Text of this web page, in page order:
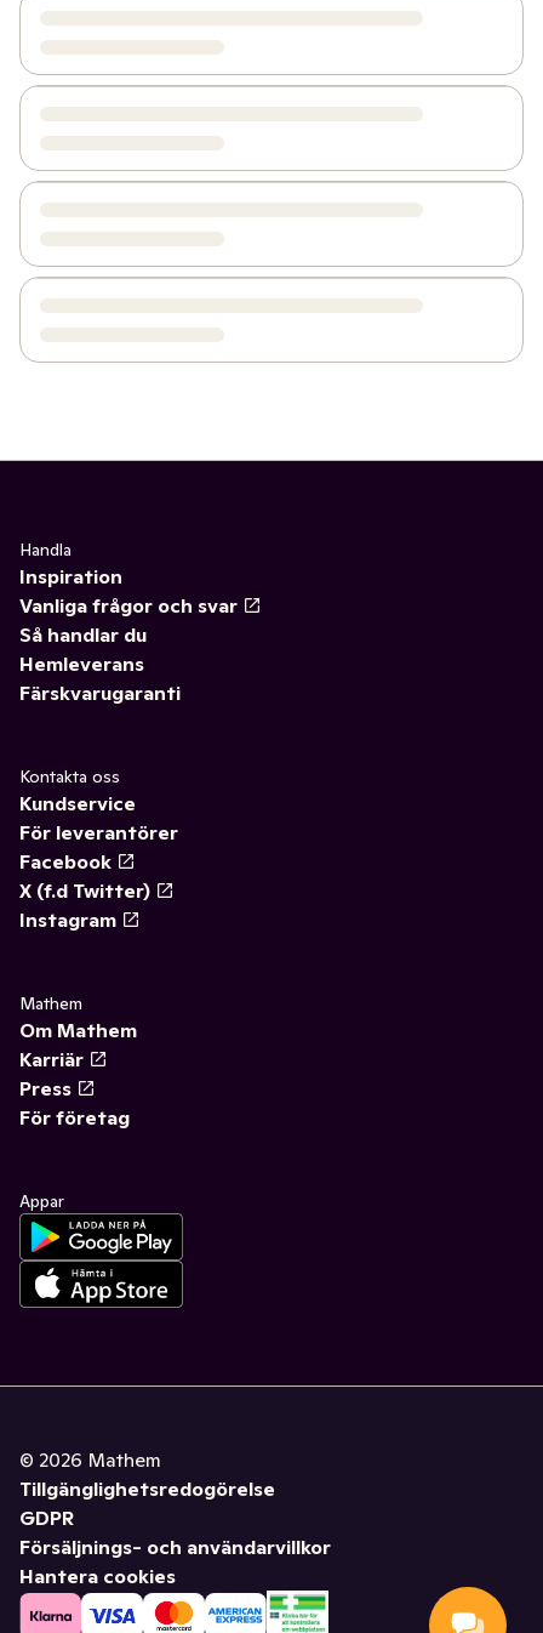
Handla
Inspiration
Vanliga frågor och svar
Så handlar du
Hemleverans
Färskvarugaranti
Kontakta oss
Kundservice
För leverantörer
Facebook
X (f.d Twitter)
Instagram
Mathem
Om Mathem
Karriär
Press
För företag
Appar
© 2026 Mathem
Tillgänglighetsredogörelse
GDPR
Försäljnings- och användarvillkor
Hantera cookies